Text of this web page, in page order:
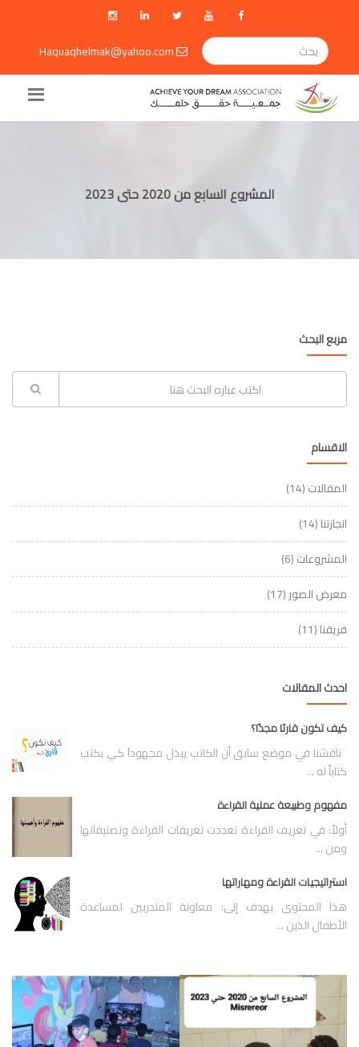
Haquaqhelmak@yahoo.com
المشروع السابع من 2020 حتى 2023
مربع البحث
الاقسام
المقالات(14)
انجازتنا(14)
المشروعات(6)
معرض الصور(17)
فريقنا(11)
احدث المقالات
كيف تكون قارئا مجدًا؟
ناقشنا في موضع سابق أن الكاتب يبذل مجهوداَ كي يكتب
كتاباً له ...
مفهوم وطبيعة عملية القراءة
أولاً: في تعريف القراءة تعددت تعريفات القراءة وتصنيفاتها
ومن ...
استراتيجيات القراءة ومهاراتها
هذا المحتوى يهدف إلى: معاونة المتدربين لمساعدة
الأطفال الذين ...